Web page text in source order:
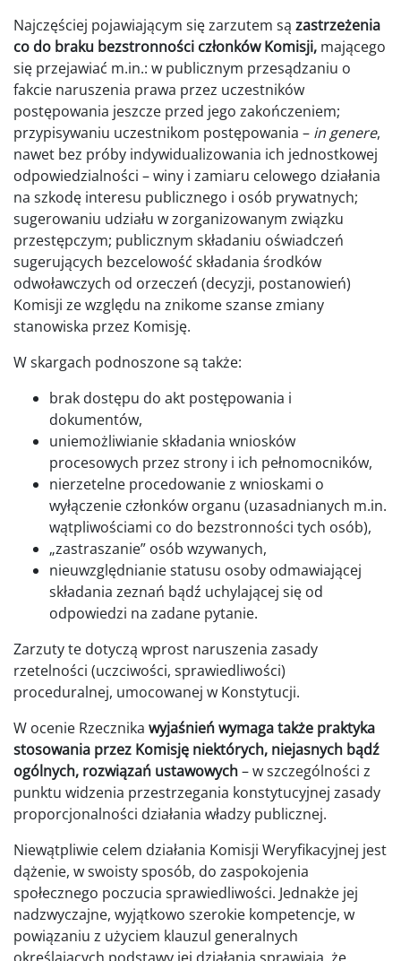
Najczęściej pojawiającym się zarzutem są zastrzeżenia
co do braku bezstronności członków Komisji, mającego
się przejawiać m.in.: w publicznym przesądzaniu o
fakcie naruszenia prawa przez uczestników
postępowania jeszcze przed jego zakończeniem;
przypisywaniu uczestnikom postępowania – in genere,
nawet bez próby indywidualizowania ich jednostkowej
odpowiedzialności – winy i zamiaru celowego działania
na szkodę interesu publicznego i osób prywatnych;
sugerowaniu udziału w zorganizowanym związku
przestępczym; publicznym składaniu oświadczeń
sugerujących bezcelowość składania środków
odwoławczych od orzeczeń (decyzji, postanowień)
Komisji ze względu na znikome szanse zmiany
stanowiska przez Komisję.
W skargach podnoszone są także:
brak dostępu do akt postępowania i
dokumentów,
uniemożliwianie składania wniosków
procesowych przez strony i ich pełnomocników,
nierzetelne procedowanie z wnioskami o
wyłączenie członków organu (uzasadnianych m.in.
wątpliwościami co do bezstronności tych osób),
„zastraszanie” osób wzywanych,
nieuwzględnianie statusu osoby odmawiającej
składania zeznań bądź uchylającej się od
odpowiedzi na zadane pytanie.
Zarzuty te dotyczą wprost naruszenia zasady
rzetelności (uczciwości, sprawiedliwości)
proceduralnej, umocowanej w Konstytucji.
W ocenie Rzecznika wyjaśnień wymaga także praktyka
stosowania przez Komisję niektórych, niejasnych bądź
ogólnych, rozwiązań ustawowych– w szczególności z
punktu widzenia przestrzegania konstytucyjnej zasady
proporcjonalności działania władzy publicznej.
Niewątpliwie celem działania Komisji Weryfikacyjnej jest
dążenie, w swoisty sposób, do zaspokojenia
społecznego poczucia sprawiedliwości. Jednakże jej
nadzwyczajne, wyjątkowo szerokie kompetencje, w
powiązaniu z użyciem klauzul generalnych